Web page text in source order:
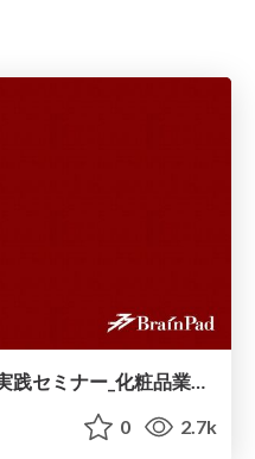
業界別パーソナライズ活用実践セミナー_化粧品業界_vol.2_ファンケル様_事例.pdf
0 2.7k